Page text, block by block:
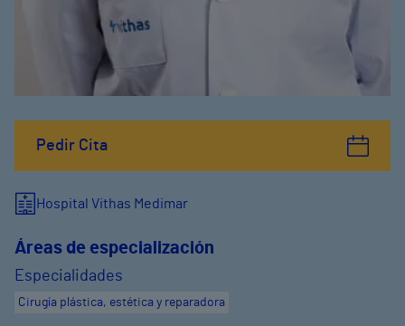
Pedir Cita
Hospital Vithas Medimar
Áreas de especialización
Especialidades
Cirugía plástica, estética y reparadora